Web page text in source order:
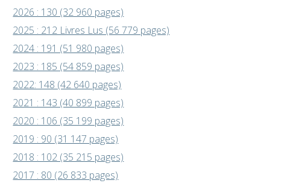
2026 : 130 (32 960 pages)
2025 : 212 Livres Lus (56 779 pages)
2024 : 191 (51 980 pages)
2023 : 185 (54 859 pages)
2022: 148 (42 640 pages)
2021 : 143 (40 899 pages)
2020 : 106 (35 199 pages)
2019 : 90 (31 147 pages)
2018 : 102 (35 215 pages)
2017 : 80 (26 833 pages)